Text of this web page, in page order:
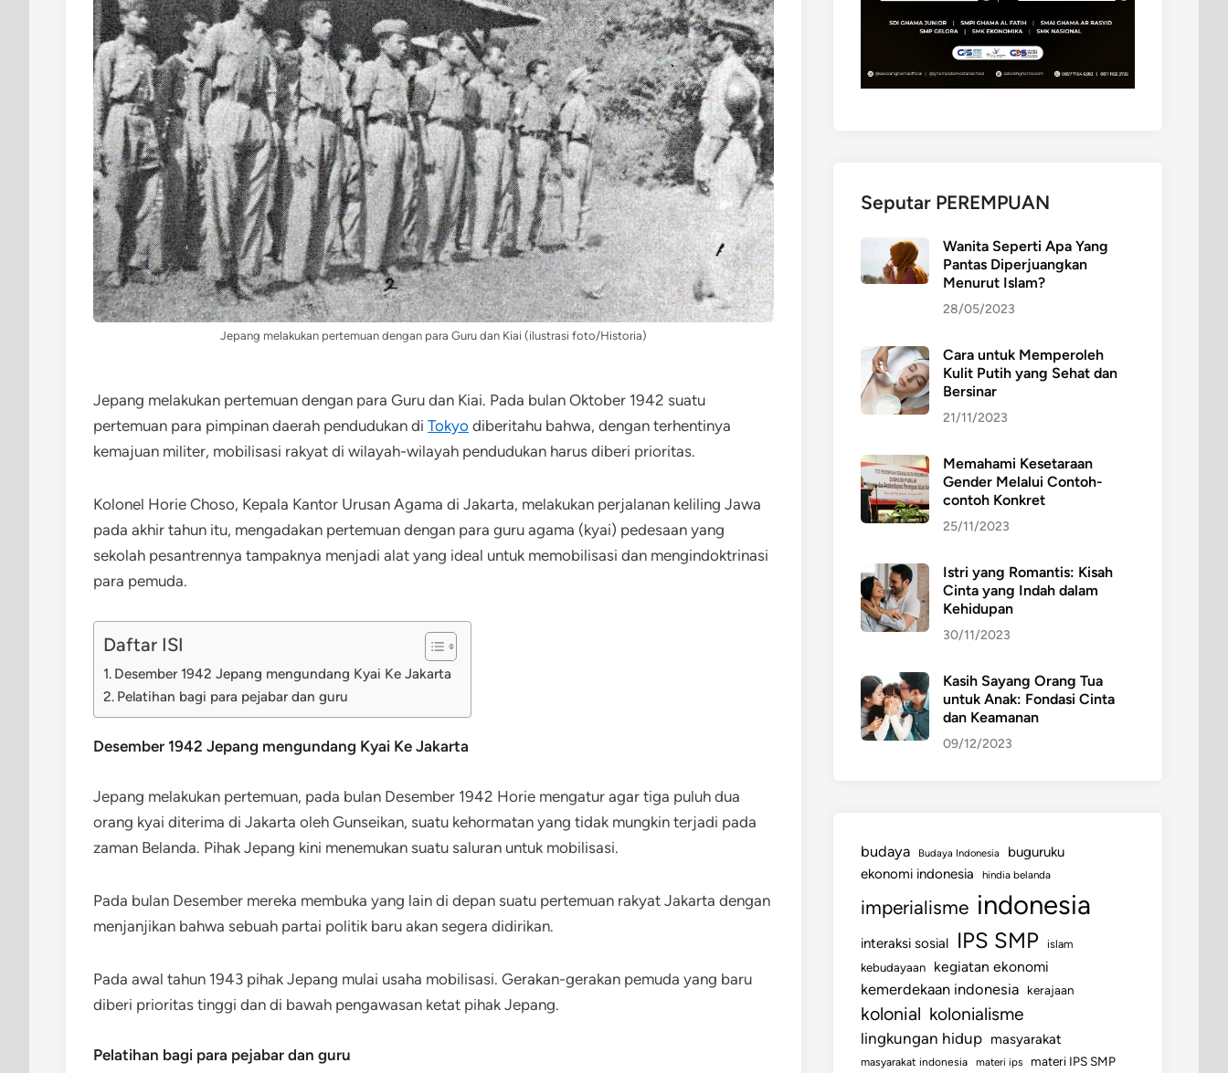
Jepang melakukan pertemuan dengan para Guru dan Kiai (ilustrasi foto/Historia)
Jepang melakukan pertemuan dengan para Guru dan Kiai. Pada bulan Oktober 1942 suatu
pertemuan para pimpinan daerah pendudukan di Tokyo diberitahu bahwa, dengan terhentinya
kemajuan militer, mobilisasi rakyat di wilayah-wilayah pendudukan harus diberi prioritas.
Kolonel Horie Choso, Kepala Kantor Urusan Agama di Jakarta, melakukan perjalanan keliling Jawa
pada akhir tahun itu, mengadakan pertemuan dengan para guru agama (kyai) pedesaan yang
sekolah pesantrennya tampaknya menjadi alat yang ideal untuk memobilisasi dan mengindoktrinasi
para pemuda.
Daftar ISI
Desember 1942 Jepang mengundang Kyai Ke Jakarta
Pelatihan bagi para pejabar dan guru
Desember 1942 Jepang mengundang Kyai Ke Jakarta
Jepang melakukan pertemuan, pada bulan Desember 1942 Horie mengatur agar tiga puluh dua
orang kyai diterima di Jakarta oleh Gunseikan, suatu kehormatan yang tidak mungkin terjadi pada
zaman Belanda. Pihak Jepang kini menemukan suatu saluran untuk mobilisasi.
Pada bulan Desember mereka membuka yang lain di depan suatu pertemuan rakyat Jakarta dengan
menjanjikan bahwa sebuah partai politik baru akan segera didirikan.
Pada awal tahun 1943 pihak Jepang mulai usaha mobilisasi. Gerakan-gerakan pemuda yang baru
diberi prioritas tinggi dan di bawah pengawasan ketat pihak Jepang.
Pelatihan bagi para pejabar dan guru
Seputar PEREMPUAN
Wanita Seperti Apa Yang
Pantas Diperjuangkan
Menurut Islam?
28/05/2023
Cara untuk Memperoleh
Kulit Putih yang Sehat dan
Bersinar
21/11/2023
Memahami Kesetaraan
Gender Melalui Contoh-
contoh Konkret
25/11/2023
Istri yang Romantis: Kisah
Cinta yang Indah dalam
Kehidupan
30/11/2023
Kasih Sayang Orang Tua
untuk Anak: Fondasi Cinta
dan Keamanan
09/12/2023
budaya Budaya Indonesia
buguruku
ekonomi indonesia
hindia belanda
imperialisme indonesia
interaksi sosial IPS SMP
islam
kebudayaan
kegiatan ekonomi
kemerdekaan indonesia kerajaan
kolonial kolonialisme
lingkungan hidup masyarakat
masyarakat indonesia materi ips materi IPS SMP